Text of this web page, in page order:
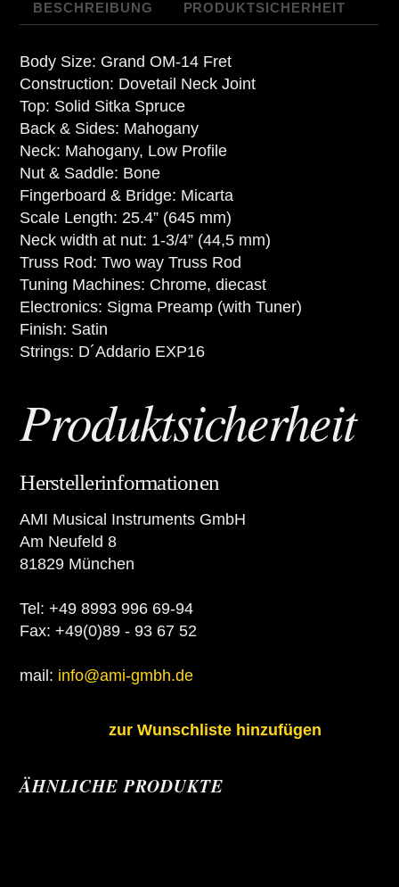
BESCHREIBUNG PRODUKTSICHERHEIT
Body Size: Grand OM-14 Fret
Construction: Dovetail Neck Joint
Top: Solid Sitka Spruce
Back & Sides: Mahogany
Neck: Mahogany, Low Profile
Nut & Saddle: Bone
Fingerboard & Bridge: Micarta
Scale Length: 25.4” (645 mm)
Neck width at nut: 1-3/4” (44,5 mm)
Truss Rod: Two way Truss Rod
Tuning Machines: Chrome, diecast
Electronics: Sigma Preamp (with Tuner)
Finish: Satin
Strings: D´Addario EXP16
Produktsicherheit
Herstellerinformationen
AMI Musical Instruments GmbH
Am Neufeld 8
81829 München
Tel: +49 8993 996 69-94
Fax: +49(0)89 - 93 67 52
mail: info@ami-gmbh.de
zur Wunschliste hinzufügen
ÄHNLICHE PRODUKTE